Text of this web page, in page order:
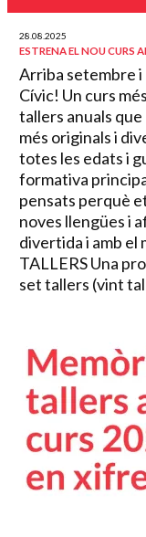
28.08.2025
ESTRENA EL NOU CURS
Arriba setembre i
Cívic! Un curs
tallers anuals
més originals i
totes les edats i
formativa
pensats perquè
noves llengües i
divertida i amb
TALLERS Una
set tallers (vint